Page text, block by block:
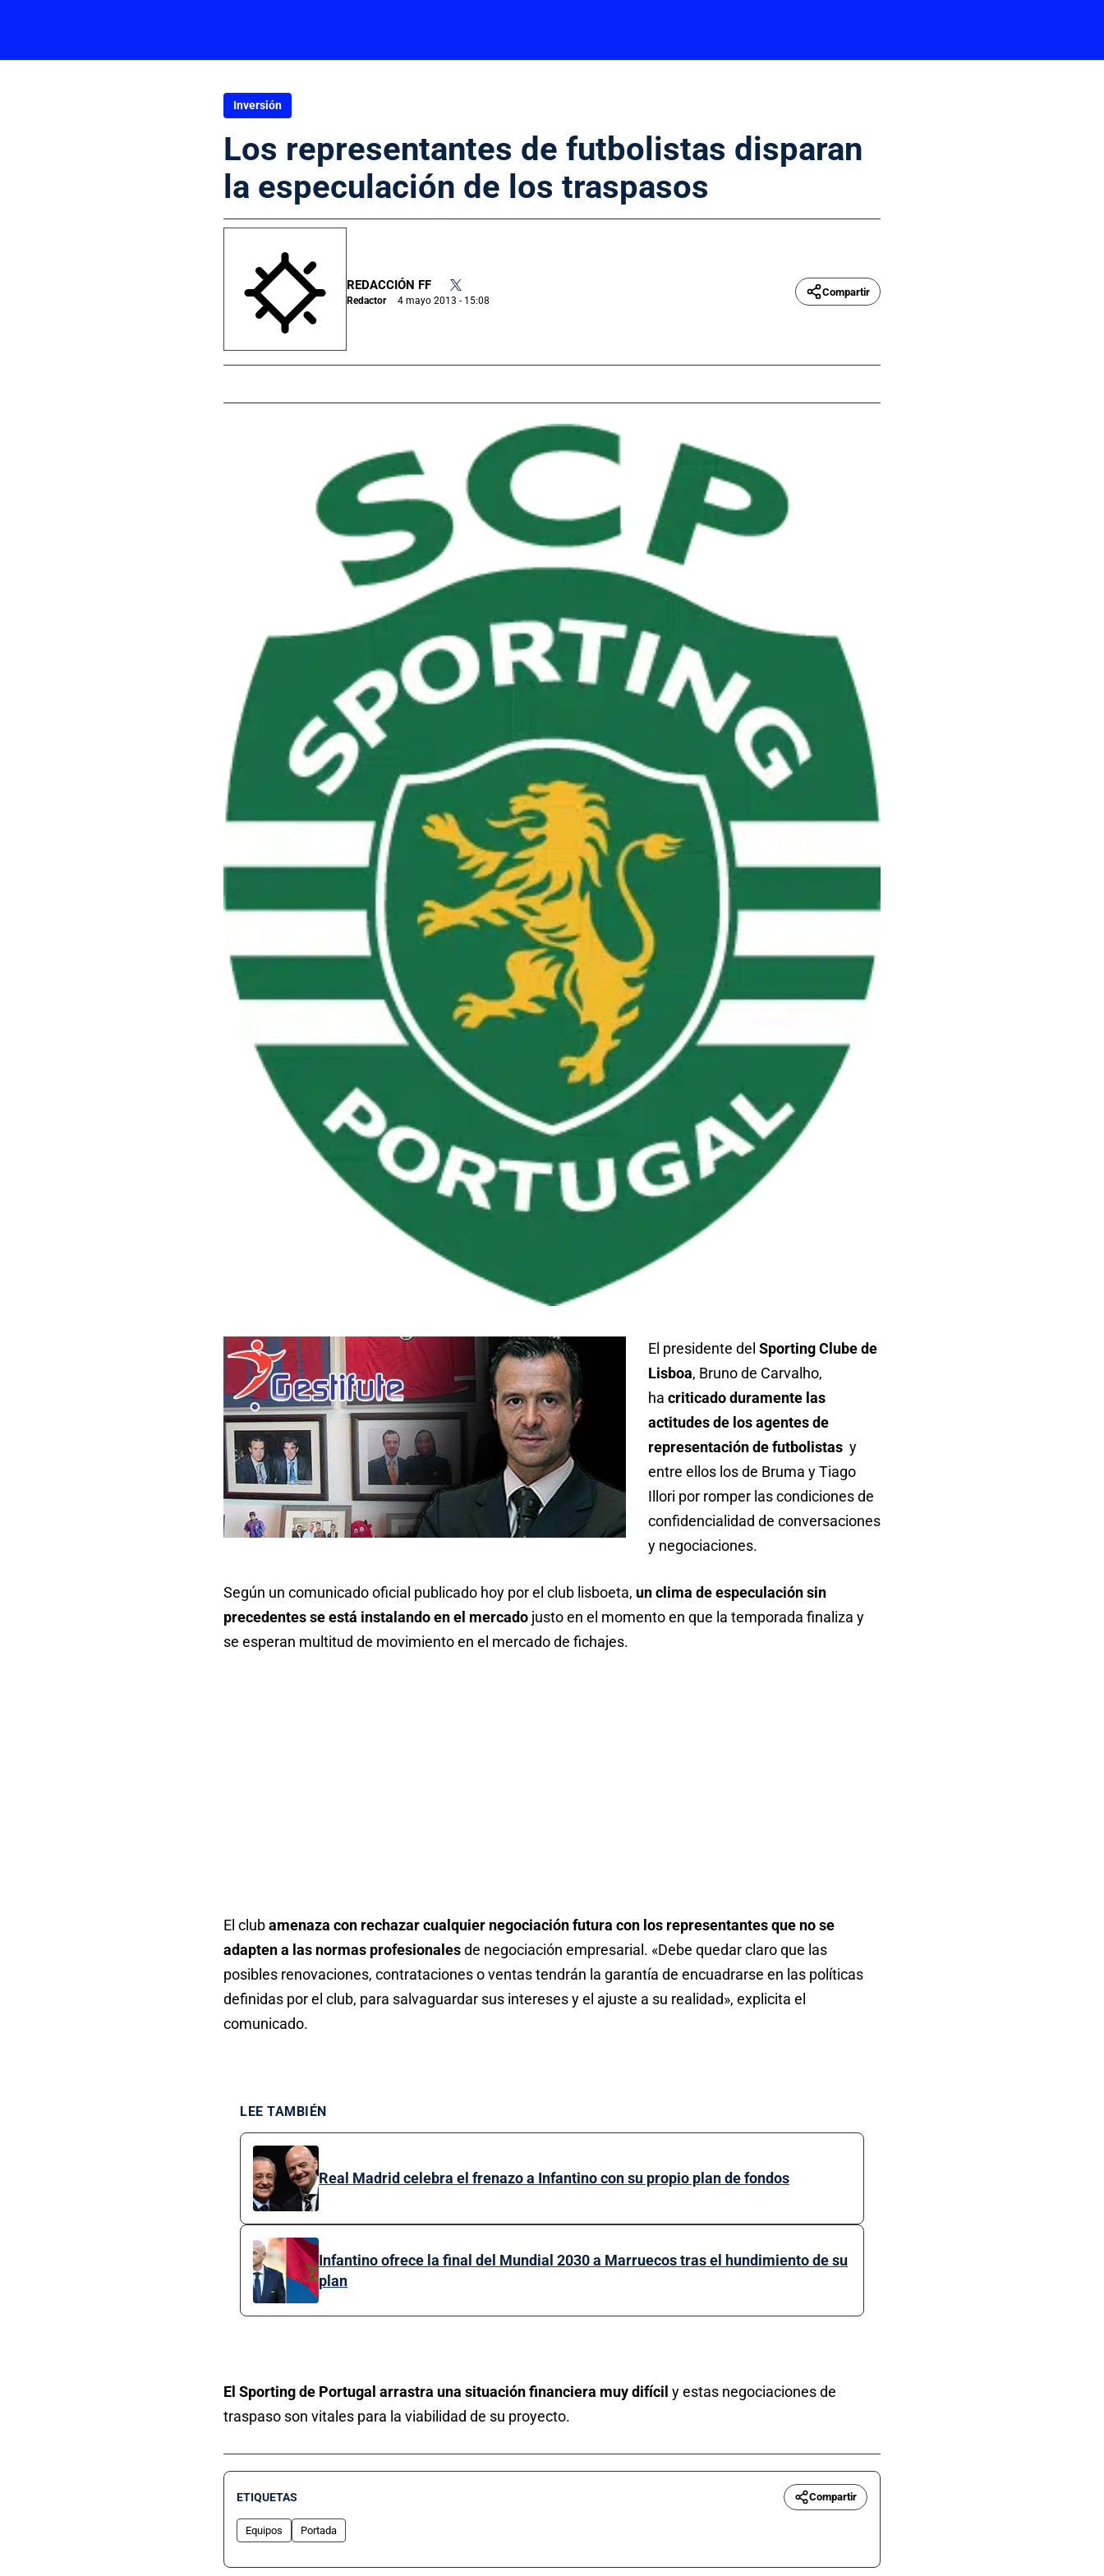
Inversión
Los representantes de futbolistas disparan
la especulación de los traspasos
REDACCIÓN FF
Redactor 4 mayo 2013 - 15:08
Compartir
El presidente del Sporting Clube de
Lisboa, Bruno de Carvalho,
ha criticado duramente las
actitudes de los agentes de
representación de futbolistas y
entre ellos los de Bruma y Tiago
Illori por romper las condiciones de
confidencialidad de conversaciones
y negociaciones.
Según un comunicado oficial publicado hoy por el club lisboeta, un clima de especulación sin
precedentes se está instalando en el mercado justo en el momento en que la temporada finaliza y
se esperan multitud de movimiento en el mercado de fichajes.
El clubamenaza con rechazar cualquier negociación futura con los representantes que no se
adapten a las normas profesionalesde negociación empresarial. «Debe quedar claro que las
posibles renovaciones, contrataciones o ventas tendrán la garantía de encuadrarse en las políticas
definidas por el club, para salvaguardar sus intereses y el ajuste a su realidad», explicita el
comunicado.
LEE TAMBIÉN
Real Madrid celebra el frenazo a Infantino con su propio plan de fondos
Infantino ofrece la final del Mundial 2030 a Marruecos tras el hundimiento de su
plan
El Sporting de Portugal arrastra una situación financiera muy difícil y estas negociaciones de
traspaso son vitales para la viabilidad de su proyecto.
ETIQUETAS Compartir
Equipos Portada